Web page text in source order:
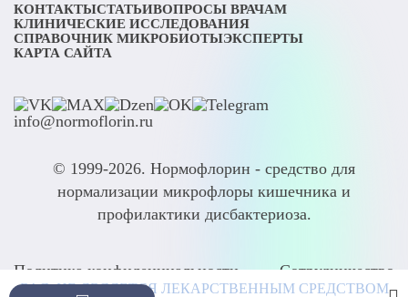
КОНТАКТЫСТАТЬИВОПРОСЫ ВРАЧАМ
КЛИНИЧЕСКИЕ ИССЛЕДОВАНИЯ
СПРАВОЧНИК МИКРОБИОТЫЭКСПЕРТЫ
КАРТА САЙТА
info@normoflorin.ru
© 1999-2026. Нормофлорин - средство для
нормализации микрофлоры кишечника и
профилактики дисбактериоза.
Политика конфиденциальности Сотрудничество
БАД. НЕ ЯВЛЯЕТСЯ ЛЕКАРСТВЕННЫМ СРЕДСТВОМ